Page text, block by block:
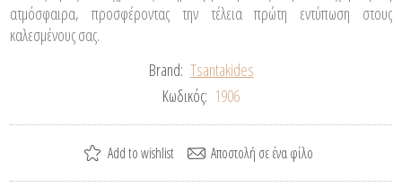
ατμόσφαιρα, προσφέροντας την τέλεια πρώτη εντύπωση στους
καλεσμένους σας.
Brand: Tsantakides
Κωδικός: 1906